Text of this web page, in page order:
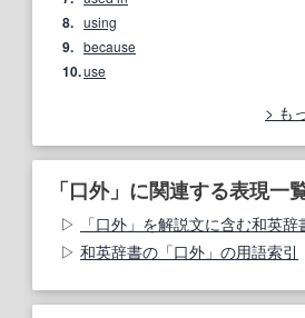
8. using
9. because
10.use
も
「口外」に関連する表現一
「口外」を解説文に含む和英
和英辞書の「口外」の用語索引